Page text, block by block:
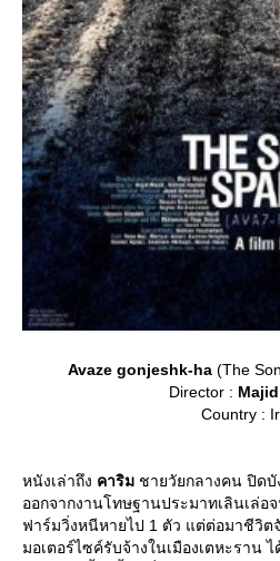
Avaze gonjeshk-ha (The
Director :
Country :
หนังเล่าถึง คาริม ชายวัยกลางคน ปิดบั
ออกจากงานโทษฐานประมาทเลินเล่อ
ฟาร์มวิ่งหนีหายไป 1 ตัว แต่ต่อมาชีวิต
มอเตอร์ไซค์รับจ้างในเมืองเตหะราน